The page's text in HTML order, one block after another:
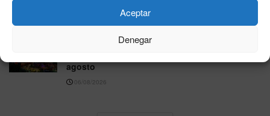
Aceptar
Denegar
Starlite Marbella 2026: cómo llegar, dónde
agosto
06/08/2026